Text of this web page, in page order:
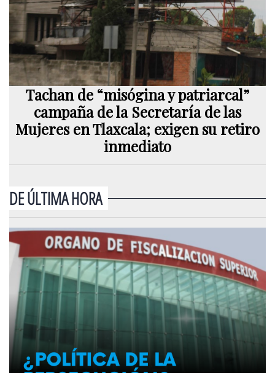
Tachan de “misógina y patriarcal”
campaña de la Secretaría de las
Mujeres en Tlaxcala; exigen su retiro
inmediato
DE ÚLTIMA HORA